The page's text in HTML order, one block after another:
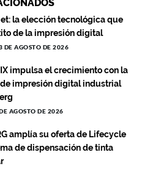
la elección tecnológica que
de la impresión digital
DE AGOSTO DE 2026
impulsa el crecimiento con la
impresión digital industrial
AGOSTO DE 2026
amplía su oferta de Lifecycle
de dispensación de tinta